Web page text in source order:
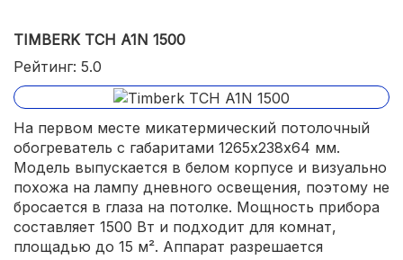
TIMBERK TCH A1N 1500
Рейтинг: 5.0
На первом месте микатермический потолочный
обогреватель с габаритами 1265х238х64 мм.
Модель выпускается в белом корпусе и визуально
похожа на лампу дневного освещения, поэтому не
бросается в глаза на потолке. Мощность прибора
составляет 1500 Вт и подходит для комнат,
площадью до 15 м². Аппарат разрешается